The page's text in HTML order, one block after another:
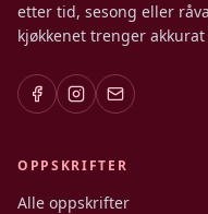
etter tid, sesong eller
kjøkkenet trenger akkurat
OPPSKRIFTER
Alle oppskrifter